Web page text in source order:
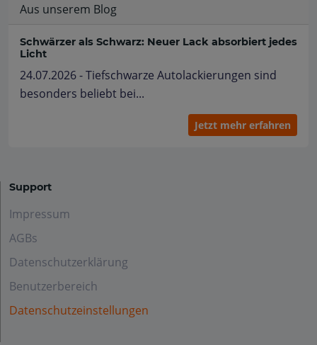
Aus unserem Blog
Schwärzer als Schwarz: Neuer Lack absorbiert jedes
Licht
24.07.2026 - Tiefschwarze Autolackierungen sind
besonders beliebt bei...
Jetzt mehr erfahren
Support
Impressum
AGBs
Datenschutzerklärung
Benutzerbereich
Datenschutzeinstellungen